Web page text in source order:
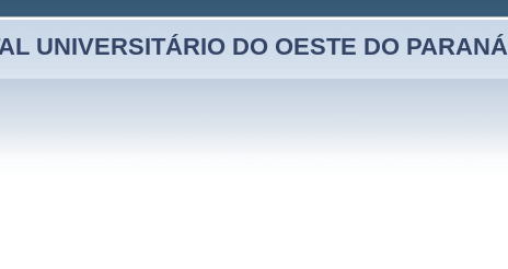
UNIVERSITÁRIO DO OESTE DO PARANÁ